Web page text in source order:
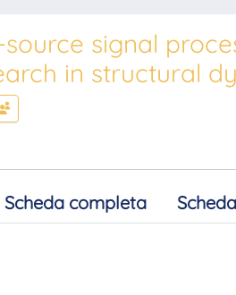
signal
in structural
Scheda completa